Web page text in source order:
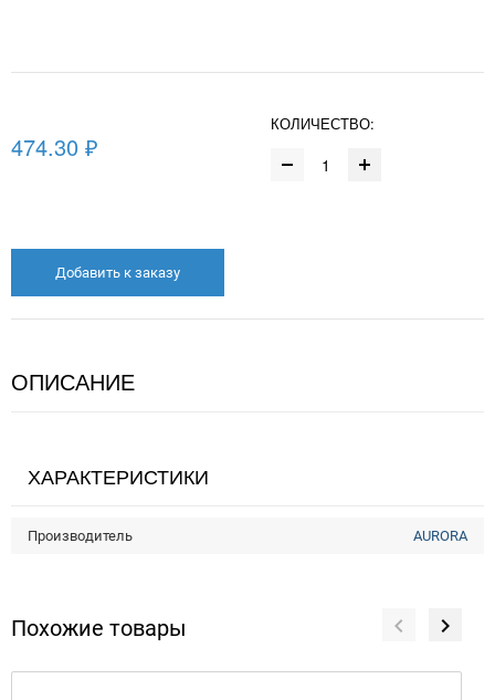
474.30 ₽
КОЛИЧЕСТВО:
Добавить к заказу
ОПИСАНИЕ
ХАРАКТЕРИСТИКИ
Производитель AURORA
Похожие товары